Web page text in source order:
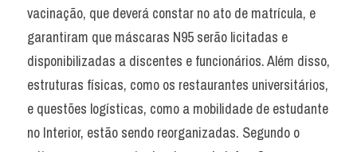
vacinação, que deverá constar no ato de matrícula, e
garantiram que máscaras N95 serão licitadas e
disponibilizadas a discentes e funcionários. Além disso,
estruturas físicas, como os restaurantes universitários,
e questões logísticas, como a mobilidade de estudante
no Interior, estão sendo reorganizadas. Segundo o